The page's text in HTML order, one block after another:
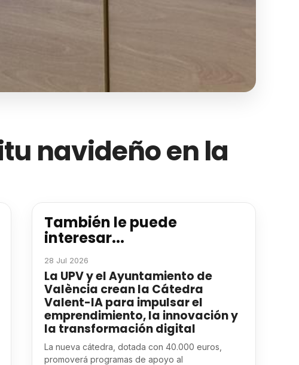
navideño en la
También le puede
interesar...
28 Jul 2026
La UPV y el Ayuntamiento de
València crean la Cátedra
Valent-IA para impulsar el
emprendimiento, la innovación y
la transformación digital
La nueva cátedra, dotada con 40.000 euros,
promoverá programas de apoyo al